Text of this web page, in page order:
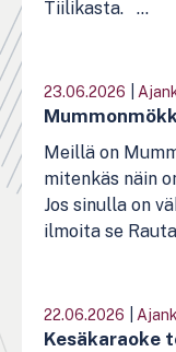
Tiilikasta. ...
23.06.2026
Meillä on
mitenkäs näin
Jos sinulla on
ilmoita se
22.06.2026
Kesäkaraoke